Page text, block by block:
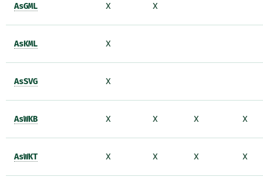
AsGML X X
AsKML X
AsSVG X
AsWKB X X X X
AsWKT X X X X